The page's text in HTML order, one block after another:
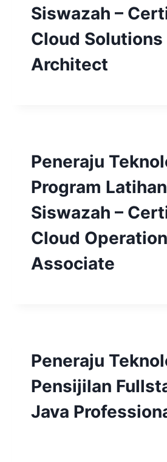
Siswazah –
Cloud Solutions
Architect
Peneraju
Program
Siswazah –
Cloud
Associate
Peneraju
Pensijilan
Java